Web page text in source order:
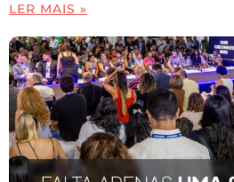
LER MAIS »